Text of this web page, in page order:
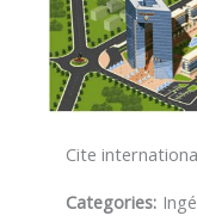
Cite
Categories: